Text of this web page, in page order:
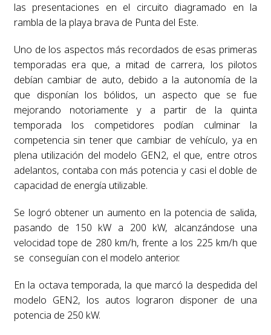
las presentaciones en el circuito diagramado en la
rambla de la playa brava de Punta del Este.
Uno de los aspectos más recordados de esas primeras
temporadas era que, a mitad de carrera, los pilotos
debían cambiar de auto, debido a la autonomía de la
que disponían los bólidos, un aspecto que se fue
mejorando notoriamente y a partir de la quinta
temporada los competidores podían culminar la
competencia sin tener que cambiar de vehículo, ya en
plena utilización del modelo GEN2, el que, entre otros
adelantos, contaba con más potencia y casi el doble de
capacidad de energía utilizable.
Se logró obtener un aumento en la potencia de salida,
pasando de 150 kW a 200 kW, alcanzándose una
velocidad tope de 280 km/h, frente a los 225 km/h que
se conseguían con el modelo anterior.
En la octava temporada, la que marcó la despedida del
modelo GEN2, los autos lograron disponer de una
potencia de 250 kW.